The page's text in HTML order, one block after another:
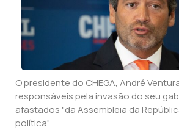
O presidente do CHEGA, André
responsáveis pela invasão do seu
afastados "da Assembleia da
política".